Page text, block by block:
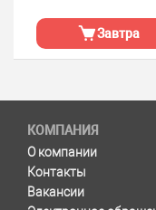
Завтра
КОМПАНИЯ
О компании
Контакты
Вакансии